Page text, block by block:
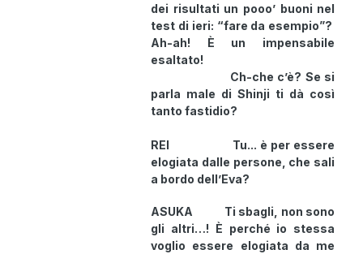
dei risultati un pooo’ buoni nel
test di ieri: “fare da esempio”?
Ah-ah! È un impensabile
esaltato!
Ch-che c’è? Se si
parla male di Shinji ti dà così
tanto fastidio?
REI Tu... è per essere
elogiata dalle persone, che sali
a bordo dell’Eva?
ASUKA Ti sbagli, non sono
gli altri…! È perché io stessa
voglio essere elogiata da me